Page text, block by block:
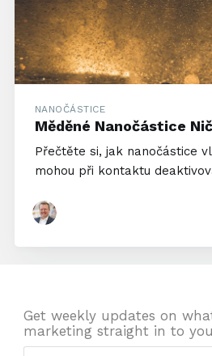
NANOČÁSTICE
Měděné Nanočástice
Přečtěte si, jak nanočástice
mohou při kontaktu
Get weekly updates on
marketing straight in to